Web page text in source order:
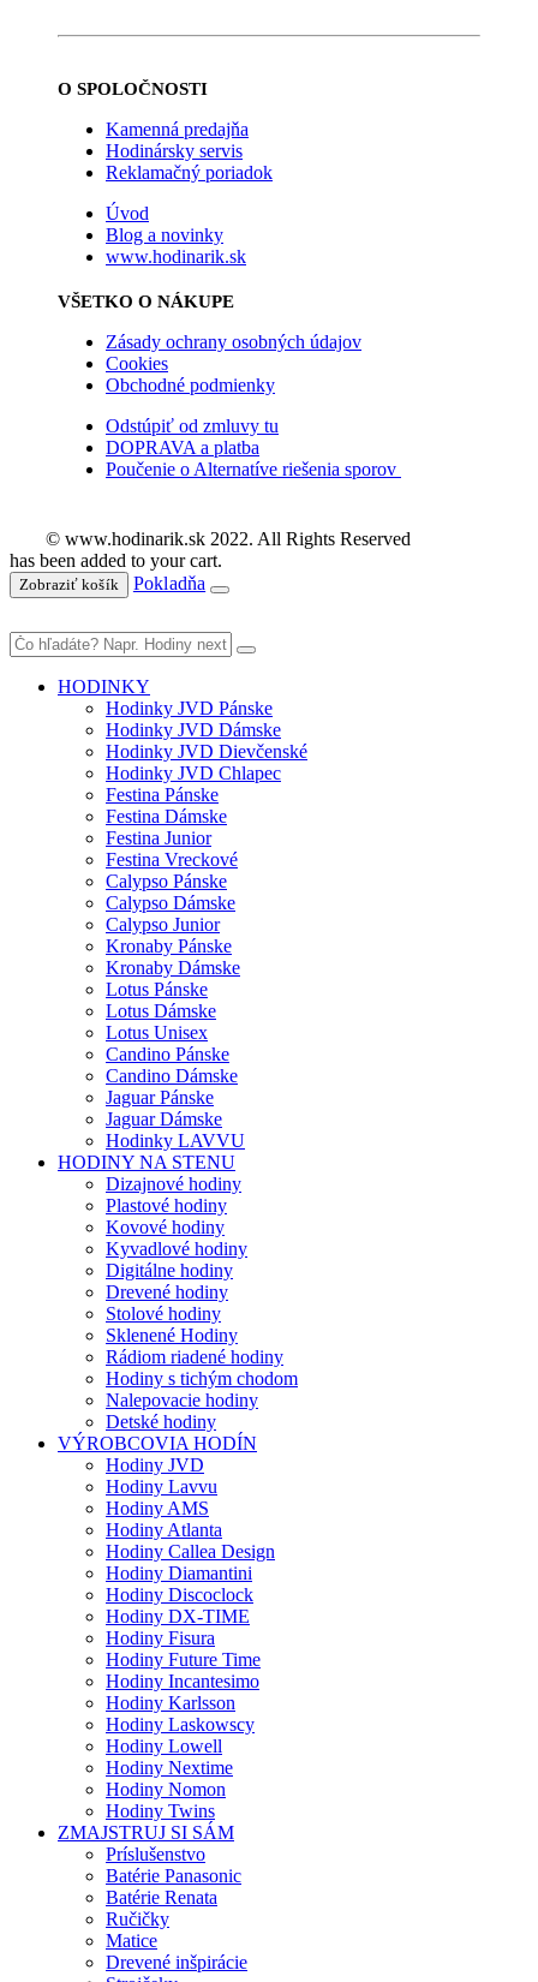
O SPOLOČNOSTI
Kamenná predajňa
Hodinársky servis
Reklamačný poriadok
Úvod
Blog a novinky
www.hodinarik.sk
VŠETKO O NÁKUPE
Zásady ochrany osobných údajov
Cookies
Obchodné podmienky
Odstúpiť od zmluvy tu
DOPRAVA a platba
Poučenie o Alternatíve riešenia sporov
© www.hodinarik.sk 2022. All Rights Reserved
has been added to your cart.
Zobraziť košík Pokladňa
HODINKY
Hodinky JVD Pánske
Hodinky JVD Dámske
Hodinky JVD Dievčenské
Hodinky JVD Chlapec
Festina Pánske
Festina Dámske
Festina Junior
Festina Vreckové
Calypso Pánske
Calypso Dámske
Calypso Junior
Kronaby Pánske
Kronaby Dámske
Lotus Pánske
Lotus Dámske
Lotus Unisex
Candino Pánske
Candino Dámske
Jaguar Pánske
Jaguar Dámske
Hodinky LAVVU
HODINY NA STENU
Dizajnové hodiny
Plastové hodiny
Kovové hodiny
Kyvadlové hodiny
Digitálne hodiny
Drevené hodiny
Stolové hodiny
Sklenené Hodiny
Rádiom riadené hodiny
Hodiny s tichým chodom
Nalepovacie hodiny
Detské hodiny
VÝROBCOVIA HODÍN
Hodiny JVD
Hodiny Lavvu
Hodiny AMS
Hodiny Atlanta
Hodiny Callea Design
Hodiny Diamantini
Hodiny Discoclock
Hodiny DX-TIME
Hodiny Fisura
Hodiny Future Time
Hodiny Incantesimo
Hodiny Karlsson
Hodiny Laskowscy
Hodiny Lowell
Hodiny Nextime
Hodiny Nomon
Hodiny Twins
ZMAJSTRUJ SI SÁM
Príslušenstvo
Batérie Panasonic
Batérie Renata
Ručičky
Matice
Drevené inšpirácie